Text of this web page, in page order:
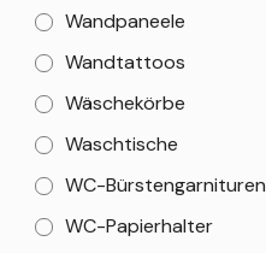
Wandpaneele
Wandtattoos
Wäschekörbe
Waschtische
WC-Bürstengarnituren
WC-Papierhalter